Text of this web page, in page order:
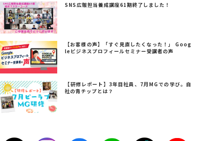
SNS広報担当養成講座61期終了しました！
【お客様の声】「すぐ見直したくなった！」 Goog
leビジネスプロフィールセミナー受講者の声
【研修レポート】3年目社員、7月MGでの学び。自
社の青チップとは？